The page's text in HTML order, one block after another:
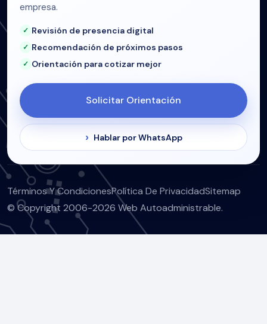
empresa.
Revisión de presencia digital
Recomendación de próximos pasos
Orientación para cotizar mejor
Solicitar Orientación
Hablar por WhatsApp
© Copyright 2006-2026 Web Autoadministrable.
Términos Y CondicionesPolítica De PrivacidadSitemap